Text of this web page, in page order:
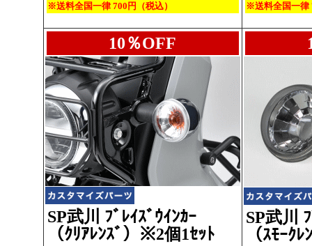
※送料全国一律 700円（税込）
※送料全国一律
10％OFF
SP武川 ﾌﾞﾚｲｽﾞｳｲﾝｶｰ
（ｸﾘｱﾚﾝｽﾞ）※2個1ｾｯﾄ
SP武川
（ｽﾓｰｸ